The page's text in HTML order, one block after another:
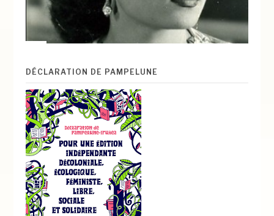
DÉCLARATION DE PAMPELUNE